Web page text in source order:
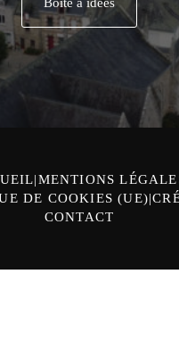
Boîte à idées
MENTIONS
DE COOKIES (UE)
CONTACT